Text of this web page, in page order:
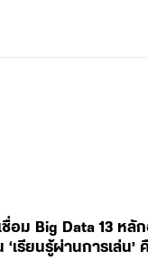
ม Big Data 13 หลั
เรียนรู้ผ่านการเล่น